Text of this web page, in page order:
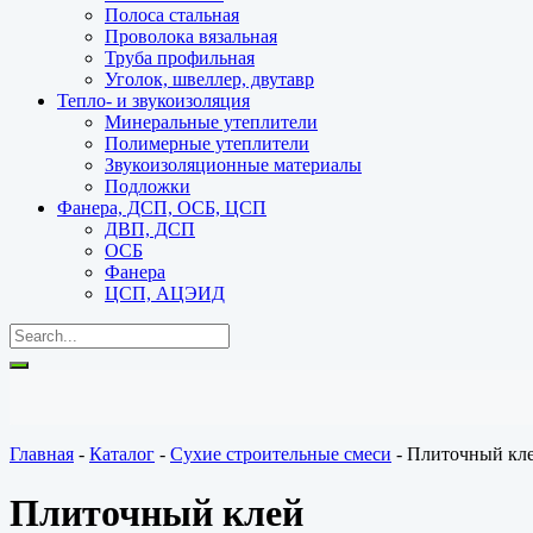
Полоса стальная
Проволока вязальная
Труба профильная
Уголок, швеллер, двутавр
Тепло- и звукоизоляция
Минеральные утеплители
Полимерные утеплители
Звукоизоляционные материалы
Подложки
Фанера, ДСП, ОСБ, ЦСП
ДВП, ДСП
ОСБ
Фанера
ЦСП, АЦЭИД
Главная - Каталог - Сухие строительные смеси - Плиточный
Плиточный клей